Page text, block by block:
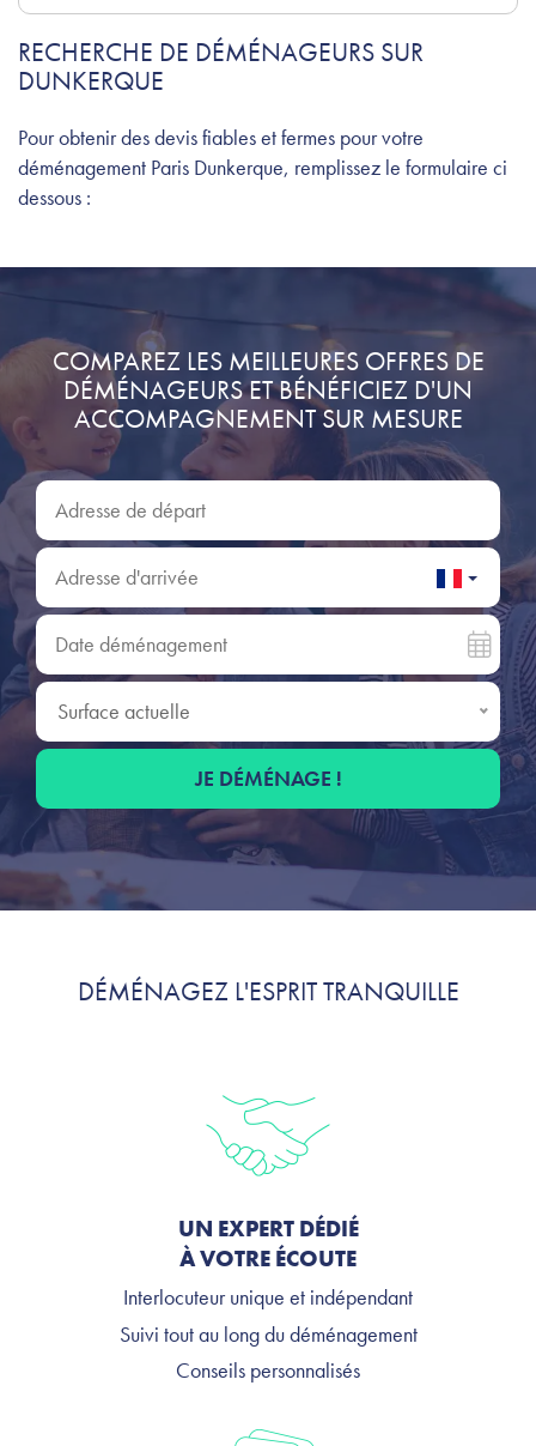
RECHERCHE DE DÉMÉNAGEURS SUR
DUNKERQUE
Pour obtenir des devis fiables et fermes pour votre
déménagement Paris Dunkerque, remplissez le formulaire ci
dessous :
COMPAREZ LES MEILLEURES OFFRES DE
DÉMÉNAGEURS ET BÉNÉFICIEZ D'UN
ACCOMPAGNEMENT SUR MESURE
Surface actuelle
JE DÉMÉNAGE !
DÉMÉNAGEZ L'ESPRIT TRANQUILLE
UN EXPERT DÉDIÉ
À VOTRE ÉCOUTE
Interlocuteur unique et indépendant
Suivi tout au long du déménagement
Conseils personnalisés